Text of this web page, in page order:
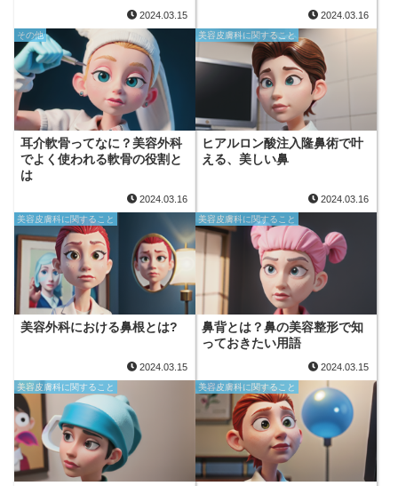
2024.03.15 2024.03.16
その他
耳介軟骨ってなに？美容外科
でよく使われる軟骨の役割と
は
2024.03.16
美容皮膚科に関すること
ヒアルロン酸注入隆鼻術で叶
える、美しい鼻
2024.03.16
美容皮膚科に関すること
美容外科における鼻根とは?
2024.03.15
美容皮膚科に関すること
鼻背とは？鼻の美容整形で知
っておきたい用語
2024.03.15
美容皮膚科に関すること 美容皮膚科に関すること